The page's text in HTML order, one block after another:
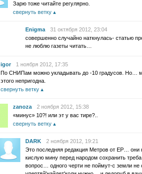
Зарю тоже читайте регулярно.
свернуть ветку
Enigma
31 октября 2012, 23:04
совершенно случайно наткнулась- статью
не люблю газеты читать…
igor
1 ноября 2012, 17:35
По СНИПам можно укладывать до -10 градусов. Но…
этого непригодна.
свернуть ветку
zanoza
2 ноября 2012, 15:38
«минус» 10?! или эт у вас тире?..
свернуть ветку
DARK
2 ноября 2012, 19:21
Это последняя редакция Метров от ЕР…
кислую мину перед народом сохранить
вопрос… одного черти не поймут-с земли не